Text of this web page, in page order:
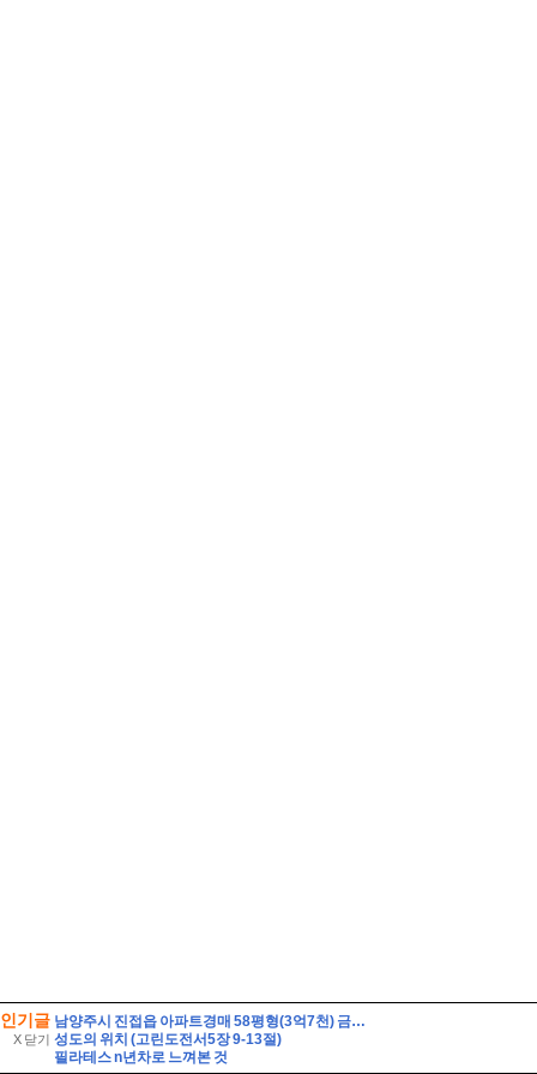
인기글
X 닫기
남양주시 진접읍 아파트경매 58평형(3억7천) 금곡리 해밀초등학교인근 신영지웰 10층 유찰2회 급매시세 남양주진접신영지웰아파트 부동산경매 매매
성도의 위치 (고린도전서5장 9-13절)
필라테스 n년차로 느껴본 것